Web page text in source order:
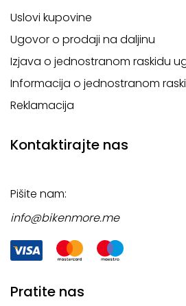
Uslovi kupovine
Ugovor o prodaji na daljinu
Izjava o jednostranom raskidu
Informacija o jednostranom
Reklamacija
Kontaktirajte nas
Pišite nam:
info@bikenmore.me
Pratite nas